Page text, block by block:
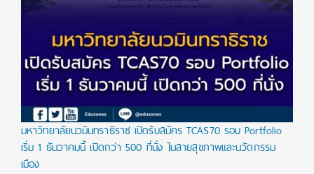
มหาวิทยาลัยนวมินทราธิราช เปิดรับสมัคร TCAS70 รอบ Portfolio
เริ่ม 1 ธันวาคมนี้ เปิดกว่า 500 ที่นั่ง ในสายสุขภาพและนวัตกรรม
เมือง